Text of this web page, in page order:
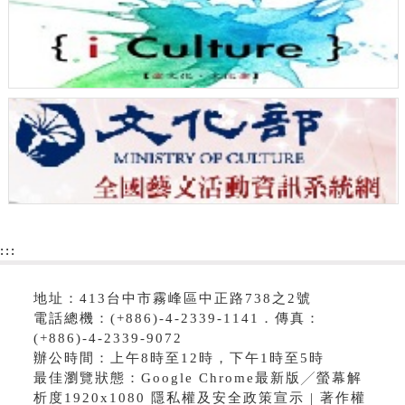
:::
地址：413台中市霧峰區中正路738之2號
電話總機：(+886)-4-2339-1141．傳真：
(+886)-4-2339-9072
辦公時間：上午8時至12時，下午1時至5時
最佳瀏覽狀態：Google Chrome最新版╱螢幕解
析度1920x1080 隱私權及安全政策宣示 | 著作權